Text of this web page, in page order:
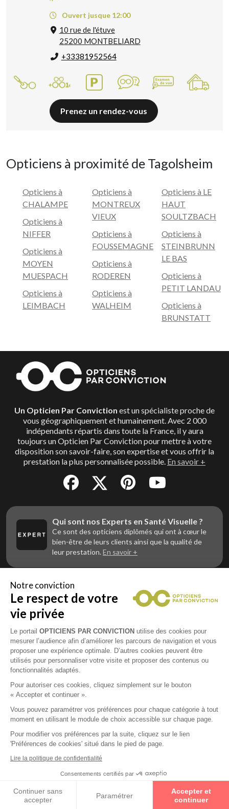
Ouvert jusque 12:00
10 rue de l'étuve
25200 MONTBELIARD
+33381952564
Prenez un rendez-vous
Opticiens à proximité de Tagolsheim
Opticiens à
CHALAMPE
Opticiens à
NIFFER
Opticiens à
MOYEN
MUESPACH
Opticiens à
LEIMBACH
Opticiens à
MONTREUX
VIEUX
Opticiens à
FOUSSEMAGNE
Opticiens à
RODEREN
Opticiens à
WALHEIM
Opticiens à LE
HAUT
SOULTZBACH
Opticiens à
STEINBRUNN
LE BAS
Opticiens à
PETIT LANDAU
Opticiens à
BRUNSTATT
TAGOLSHEIM CARTE
Un Opticien Par Conviction est un spécialiste proche de
vous géographiquement et humainement. Avec 2 000
indépendants répartis dans toute la France, il y aura
toujours un Opticien Par Conviction pour mettre à votre
disposition son savoir-faire, son expertise et vous offrir la
prestation la plus personnalisée possible. En savoir +
Qui sont nos Experts en Santé Visuelle ?
Ce sont des opticiens diplômés qui ont à cœur le
bien-être de leurs clients ainsi que la qualité de
leur prestation. En savoir +
Vous êtes un professionnel de la vue et
vous souhaitez nous rejoindre ?
Contactez Alliance Optic, la centrale d’achats et
d’accompagnement des opticiens indépendants
Contacts
2026 © Opticiens Par Conviction. Tous droits
réservés
Notre conviction
Le respect de votre
vie privée
Le portail OPTICIENS PAR CONVICTION utilise des cookies pour
mesurer l’audience afin d’améliorer les parcours de navigation et vous
proposer une expérience optimale. D’autres cookies peuvent être
utilisés pour personnaliser votre visite et proposer des contenus ou
fonctionnalités adaptés.
Pour autoriser ces cookies, cliquez simplement sur le bouton
« Accepter et continuer ».
Vous pouvez paramétrer vos préférences pour chaque catégorie à tout
moment en utilisant le module de choix accessible sur chaque page.
Pour modifier vos préférences par la suite, cliquez sur le lien
'Préférences de cookies' situé dans le pied de page.
Lire la politique de confidentialité
Consentements certifiés par
Continuer sans
accepter
Paramétrer
Accepter et
continuer